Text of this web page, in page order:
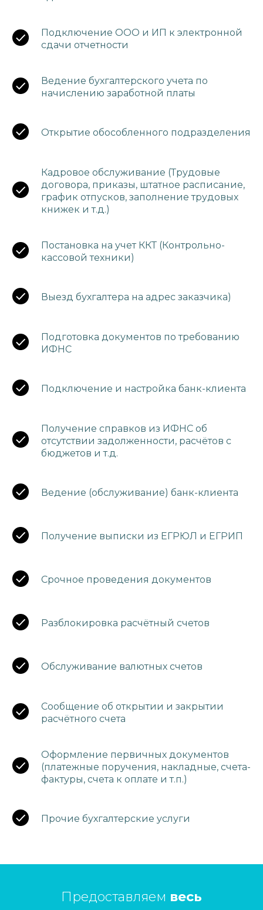
Подключение ООО и ИП к электронной
сдачи отчетности
Ведение бухгалтерского учета по
начислению заработной платы
Открытие обособленного подразделения
Кадровое обслуживание (Трудовые
договора, приказы, штатное расписание,
график отпусков, заполнение трудовых
книжек и т.д.)
Постановка на учет ККТ (Контрольно-
кассовой техники)
Выезд бухгалтера на адрес заказчика)
Подготовка документов по требованию
ИФНС
Подключение и настройка банк-клиента
Получение справков из ИФНС об
отсутствии задолженности, расчётов с
бюджетов и т.д.
Ведение (обслуживание) банк-клиента
Получение выписки из ЕГРЮЛ и ЕГРИП
Срочное проведения документов
Разблокировка расчётный счетов
Обслуживание валютных счетов
Сообщение об открытии и закрытии
расчётного счета
Оформление первичных документов
(платежные поручения, накладные, счета-
фактуры, счета к оплате и т.п.)
Прочие бухгалтерские услуги
Предоставляем весь